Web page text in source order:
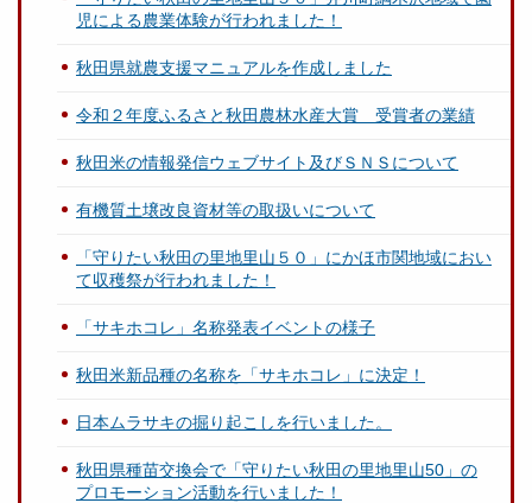
児による農業体験が行われました！
秋田県就農支援マニュアルを作成しました
令和２年度ふるさと秋田農林水産大賞 受賞者の業績
秋田米の情報発信ウェブサイト及びＳＮＳについて
有機質土壌改良資材等の取扱いについて
「守りたい秋田の里地里山５０」にかほ市関地域におい
て収穫祭が行われました！
「サキホコレ」名称発表イベントの様子
秋田米新品種の名称を「サキホコレ」に決定！
日本ムラサキの掘り起こしを行いました。
秋田県種苗交換会で「守りたい秋田の里地里山50」の
プロモーション活動を行いました！